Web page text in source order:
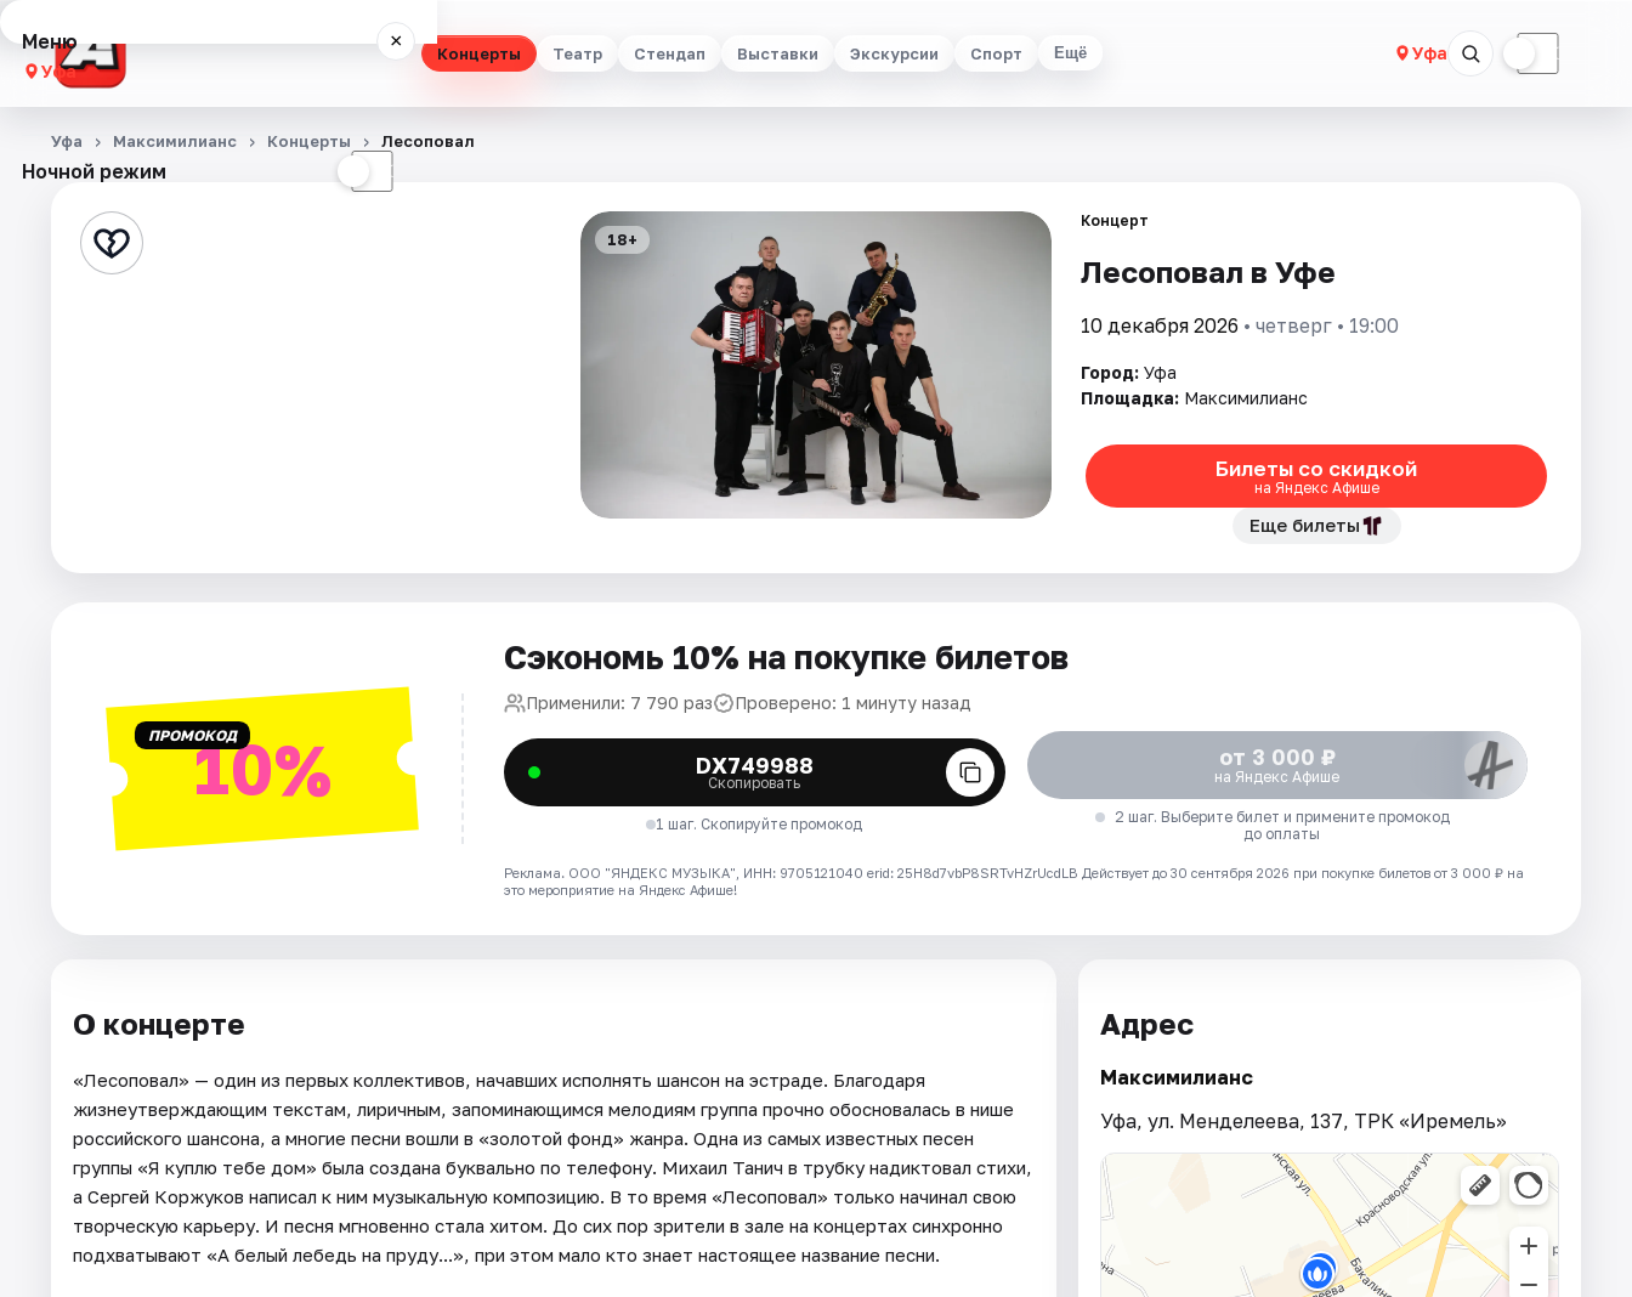
Концерты Театр Стендап Выставки Экскурсии Спорт Ещё Уфа ☾
Меню ×
Уфа
Концерты
Стендап
Рейтинги
Ночной режим ☾
Уфа Максимилианс Концерты Лесоповал
18+
Концерт
Лесоповал в Уфе
10 декабря 2026 • четверг • 19:00
Город: Уфа
Площадка: Максимилианс
Билеты со скидкой
на Яндекс Афише
Еще билеты
ПРОМОКОД10%
Сэкономь 10% на покупке билетов
Применили: 7 790 раз Проверено: 1 минуту назад
DX749988
Скопировать
1 шаг. Скопируйте промокод
от 3 000 ₽
на Яндекс Афише
2 шаг. Выберите билет и примените промокод
до оплаты
Реклама. ООО "ЯНДЕКС МУЗЫКА", ИНН: 9705121040 erid: 25H8d7vbP8SRTvHZrUcdLB Действует до 30 сентября 2026 при покупке билетов от 3 000 ₽ на
это мероприятие на Яндекс Афише!
О концерте
«Лесоповал» — один из первых коллективов, начавших исполнять шансон на эстраде. Благодаря
жизнеутверждающим текстам, лиричным, запоминающимся мелодиям группа прочно обосновалась в нише
российского шансона, а многие песни вошли в «золотой фонд» жанра. Одна из самых известных песен
группы «Я куплю тебе дом» была создана буквально по телефону. Михаил Танич в трубку надиктовал стихи,
а Сергей Коржуков написал к ним музыкальную композицию. В то время «Лесоповал» только начинал свою
творческую карьеру. И песня мгновенно стала хитом. До сих пор зрители в зале на концертах синхронно
подхватывают «А белый лебедь на пруду...», при этом мало кто знает настоящее название песни.
Адрес
Максимилианс
Уфа, ул. Менделеева, 137, ТРК «Иремель»